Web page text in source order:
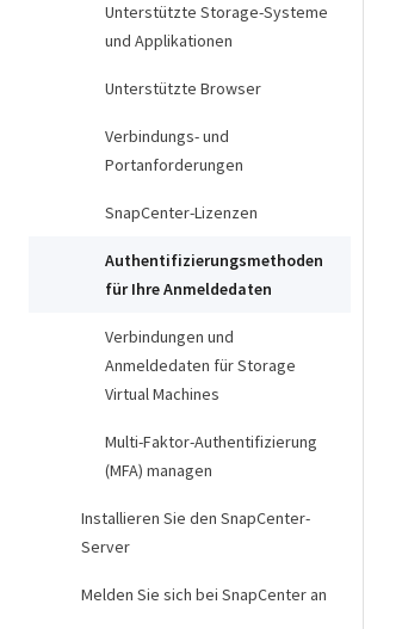
Unterstützte Storage-Systeme
und Applikationen
Unterstützte Browser
Verbindungs- und
Portanforderungen
SnapCenter-Lizenzen
Authentifizierungsmethoden
für Ihre Anmeldedaten
Verbindungen und
Anmeldedaten für Storage
Virtual Machines
Multi-Faktor-Authentifizierung
(MFA) managen
Installieren Sie den SnapCenter-
Server
Melden Sie sich bei SnapCenter an